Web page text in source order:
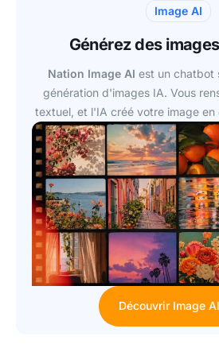
Image AI
Générez des
Nation Image AI est un chatbot
génération d'images IA. Vous
textuel, et l'IA créé votre image en
Découvrir Image AI